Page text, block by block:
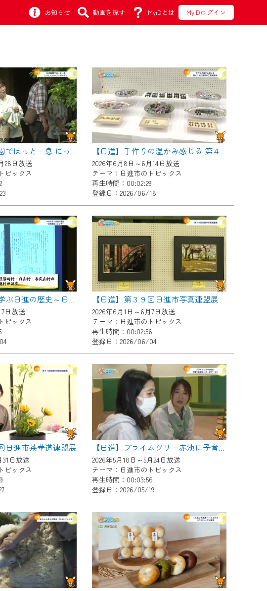
お知らせ 動画を探す MyiDとは MyiDログイン
【日進】日本庭園でほっと一息 にっしんオープンガーデン
28日放送
ピックス
【日進】手作りの温かみ感じる 第４３回日進市手工芸連盟展
2026年6月8日～6月14日放送
テーマ：日進市のトピックス
再生時間：00:02:29
登録日：2026/06/18
【日進】一から学ぶ日進の歴史～日進誕生１２０年～
日放送
ピックス
【日進】第３９回日進市写真連盟展
2026年6月1日～6月7日放送
テーマ：日進市のトピックス
再生時間：00:02:56
登録日：2026/06/04
日進市茶華道連盟展
31日放送
ピックス
【日進】プライムツリー赤池に子育て支援センターがオープン
2026年5月18日～5月24日放送
テーマ：日進市のトピックス
再生時間：00:03:56
登録日：2026/05/19
ます。
です。
ません。